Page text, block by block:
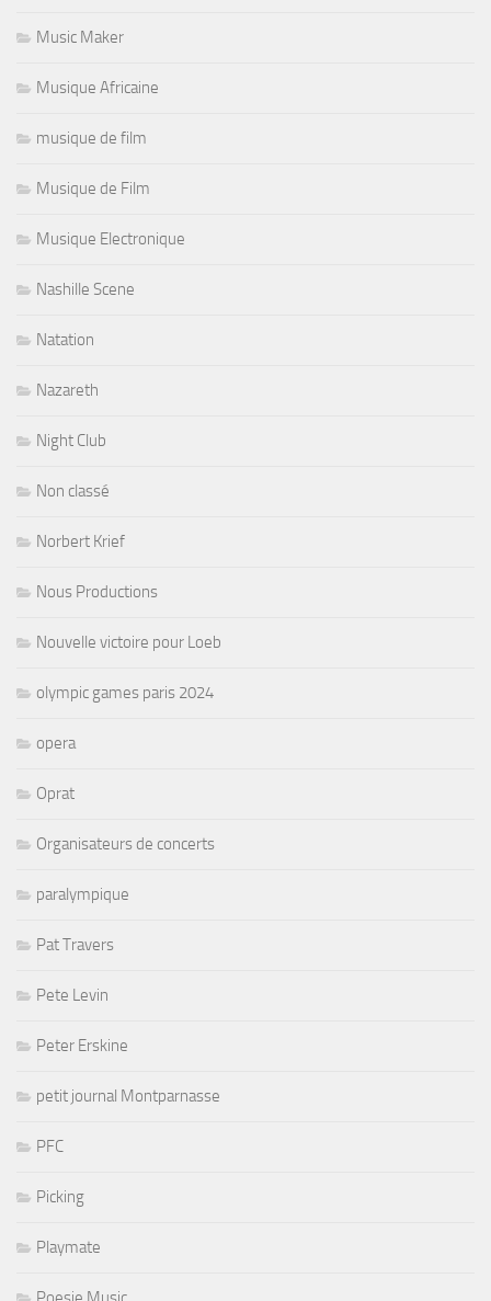
Music Maker
Musique Africaine
musique de film
Musique de Film
Musique Electronique
Nashille Scene
Natation
Nazareth
Night Club
Non classé
Norbert Krief
Nous Productions
Nouvelle victoire pour Loeb
olympic games paris 2024
opera
Oprat
Organisateurs de concerts
paralympique
Pat Travers
Pete Levin
Peter Erskine
petit journal Montparnasse
PFC
Picking
Playmate